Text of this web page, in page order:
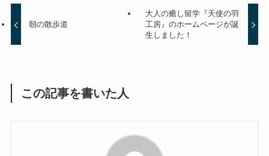
朝の散歩道
大人の癒し留学『天使の羽
工房』のホームページが誕
生しました！
この記事を書いた人